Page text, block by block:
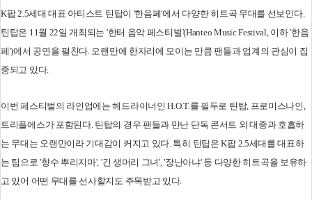
K팝 2.5세대 대표 아티스트 틴탑이 '한음페'에서 다양한 히트곡 무대를 선보인다.
틴탑은 11월 22일 개최되는 '한터 음악 페스티벌'(Hanteo Music Festival, 이하 '한음
페')에서 공연을 펼친다. 오랜만에 한자리에 모이는 만큼 팬들과 업계의 관심이 집
중되고 있다.
이번 페스티벌의 라인업에는 헤드라이너인 H.O.T.를 필두로 틴탑, 프로미스나인,
트리플에스가 포함된다. 틴탑의 경우 팬들과 만난 단독 콘서트 외 대중과 호흡하
는 무대는 오랜만이라 기대감이 커지고 있다. 특히 틴탑은 K팝 2.5세대를 대표하
는 팀으로 '향수 뿌리지마', '긴 생머리 그녀', '장난아냐' 등 다양한 히트곡을 보유하
고 있어 어떤 무대를 선사할지도 주목받고 있다.